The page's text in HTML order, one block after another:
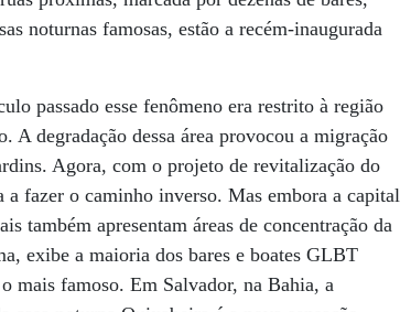
noturnas famosas, estão a recém-inaugurada
passado esse fenômeno era restrito à região
degradação dessa área provocou a migração
Agora, com o projeto de revitalização do
fazer o caminho inverso. Mas embora a capital
também apresentam áreas de concentração da
exibe a maioria dos bares e boates GLBT
mais famoso. Em Salvador, na Bahia, a